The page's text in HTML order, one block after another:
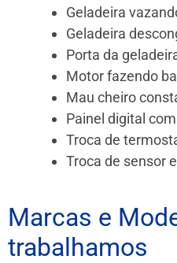
Geladeira
Geladeira
Porta da
Motor fazendo
Mau cheiro
Painel digital
Troca de
Troca de sensor
Marcas e
trabalhamos